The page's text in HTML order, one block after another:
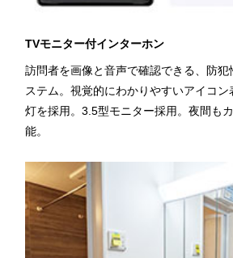
TVモニター付インターホン
訪問者を画像と音声で確認できる、防犯
ステム。視覚的にわかりやすいアイコ
灯を採用。3.5型モニター採用。夜間も
能。